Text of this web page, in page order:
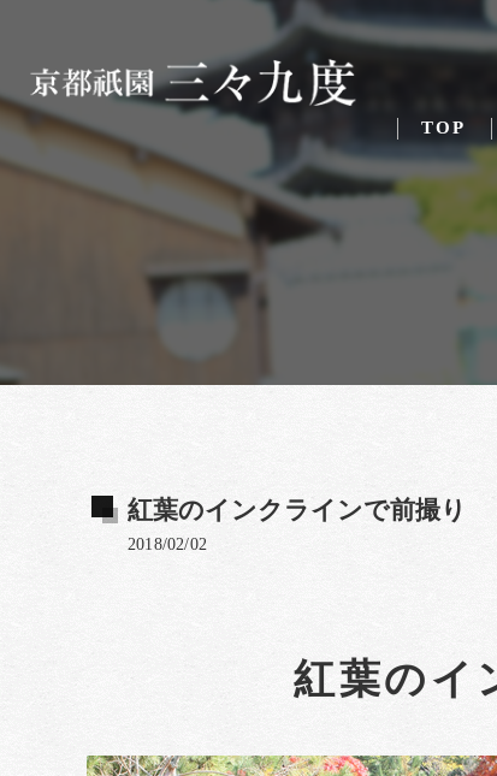
TOP
紅葉のインクラインで前撮り
2018/02/02
紅葉のイ